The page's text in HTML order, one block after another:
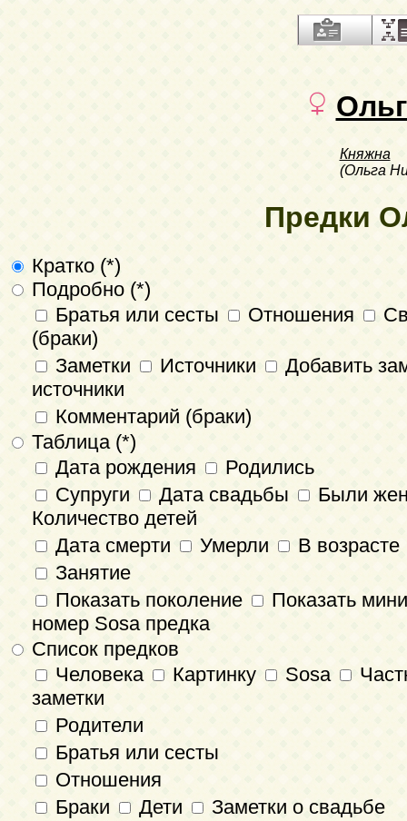
Княжна
(Ольга
Предки
Кратко (*)
Подробно (*)
Братья или сесты
Отношения
(браки)
Заметки
Источники
Добавить
источники
Комментарий (браки)
Таблица (*)
Дата рождения
Родились
Супруги
Дата свадьбы
Были
Количество детей
Дата смерти
Умерли
В возрасте
Занятие
Показать поколение
Показать
номер Sosa предка
Список предков
Человека
Картинку Sosa
заметки
Родители
Братья или сесты
Отношения
Браки
Дети
Заметки о свадьбе